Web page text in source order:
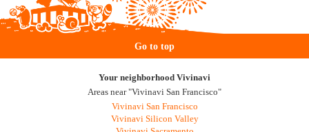
Go to top
Your neighborhood Vivinavi
Areas near "Vivinavi San Francisco"
Vivinavi San Francisco
Vivinavi Silicon Valley